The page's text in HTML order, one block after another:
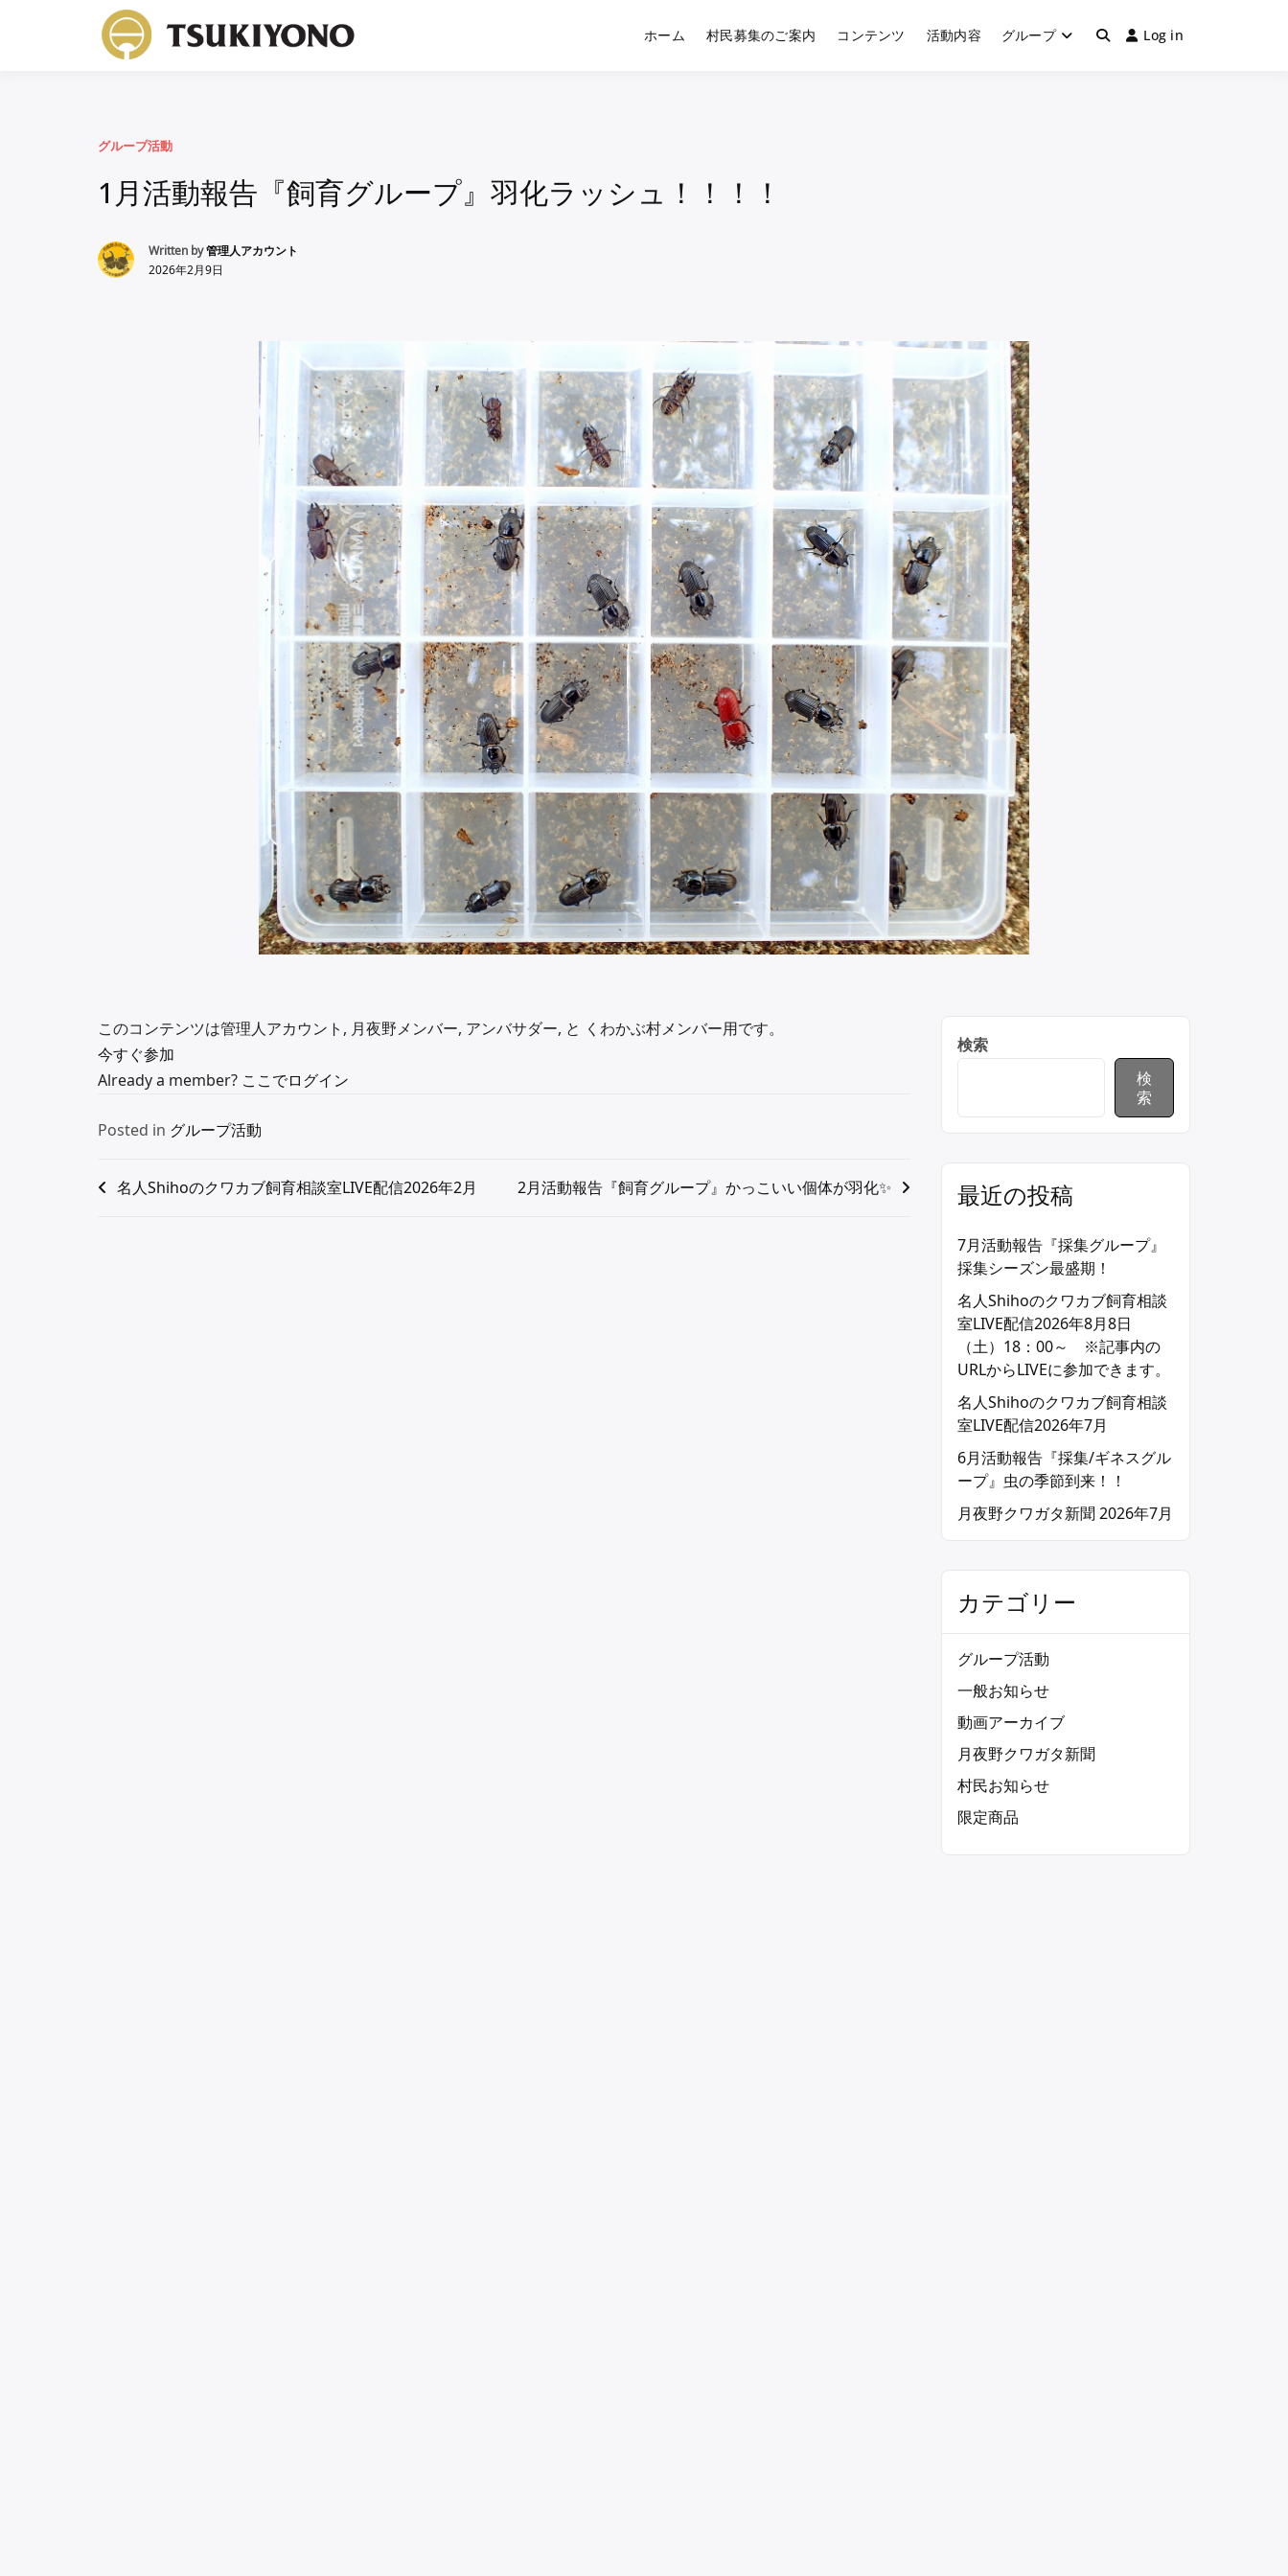
月夜野くわかぶ村｜クワガタ＆カブトムシ飼育・採集
ホーム 村民募集のご案内 コンテンツ 活動内容 グループ Log in
グループ活動
1月活動報告『飼育グループ』羽化ラッシュ！！！！
Written by管理人アカウント
2026年2月9日
このコンテンツは管理人アカウント, 月夜野メンバー, アンバサダー, と くわかぶ村メンバー用です。
今すぐ参加
Already a member? ここでログイン
Posted in グループ活動
名人Shihoのクワカブ飼育相談室LIVE配信2026年2月 2月活動報告『飼育グループ』かっこいい個体が羽化✨
検索
検
索
最近の投稿
7月活動報告『採集グループ』
採集シーズン最盛期！
名人Shihoのクワカブ飼育相談
室LIVE配信2026年8月8日
（土）18：00～ ※記事内の
URLからLIVEに参加できます。
名人Shihoのクワカブ飼育相談
室LIVE配信2026年7月
6月活動報告『採集/ギネスグル
ープ』虫の季節到来！！
月夜野クワガタ新聞 2026年7月
カテゴリー
グループ活動
一般お知らせ
動画アーカイブ
月夜野クワガタ新聞
村民お知らせ
限定商品